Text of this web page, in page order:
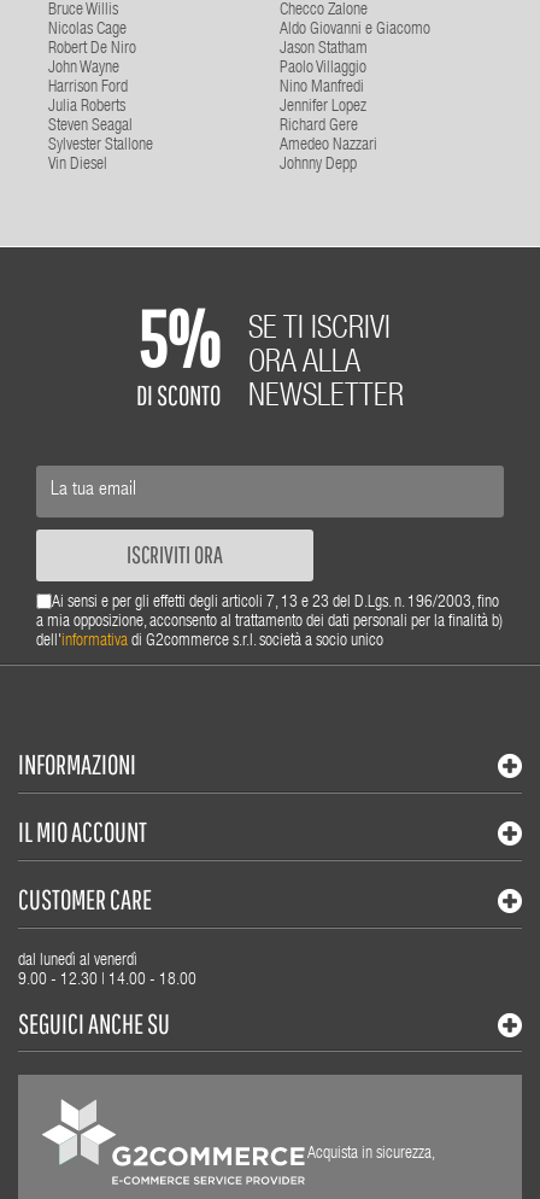
Bruce Willis
Checco Zalone
Nicolas Cage
Aldo Giovanni e Giacomo
Robert De Niro
Jason Statham
John Wayne
Paolo Villaggio
Harrison Ford
Nino Manfredi
Julia Roberts
Jennifer Lopez
Steven Seagal
Richard Gere
Sylvester Stallone
Amedeo Nazzari
Vin Diesel
Johnny Depp
5%
DI SCONTO
SE TI ISCRIVI
ORA ALLA
NEWSLETTER
ISCRIVITI ORA
Ai sensi e per gli effetti degli articoli 7, 13 e 23 del D.Lgs. n. 196/2003, fino
a mia opposizione, acconsento al trattamento dei dati personali per la finalità b)
dell'informativa di G2commerce s.r.l. società a socio unico
INFORMAZIONI
IL MIO ACCOUNT
CUSTOMER CARE
dal lunedì al venerdì
9.00 - 12.30 | 14.00 - 18.00
SEGUICI ANCHE SU
Acquista in sicurezza,